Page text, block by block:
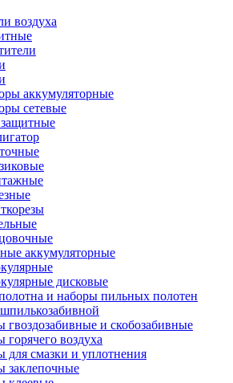
воздуха
аккумуляторные
сетевые
аккумуляторные
дисковые
и наборы пильных полотен
гвоздозабивные и скобозабивные
горячего воздуха
для смазки и уплотнения
заклепочные